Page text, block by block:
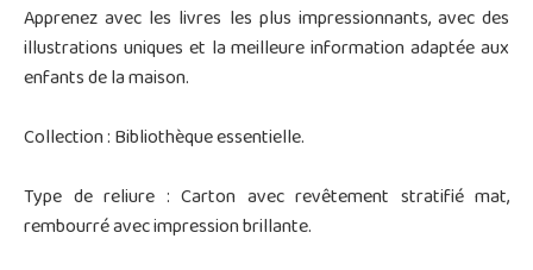
Apprenez avec les livres les plus impressionnants, avec des
illustrations uniques et la meilleure information adaptée aux
enfants de la maison.
Collection : Bibliothèque essentielle.
Type de reliure : Carton avec revêtement stratifié mat,
rembourré avec impression brillante.